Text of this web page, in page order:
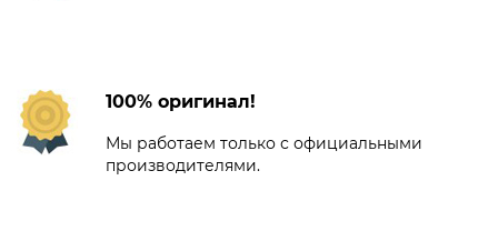
100% оригинал!
Мы работаем только с официальными
производителями.